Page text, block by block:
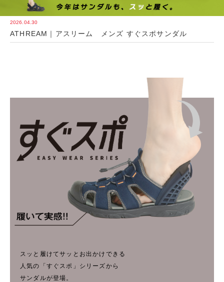
2026.04.30
ATHREAM｜アスリーム メンズ すぐスポサンダル
スッと履けてサッとお出かけできる
人気の「すぐスポ」シリーズから
サンダルが登場。